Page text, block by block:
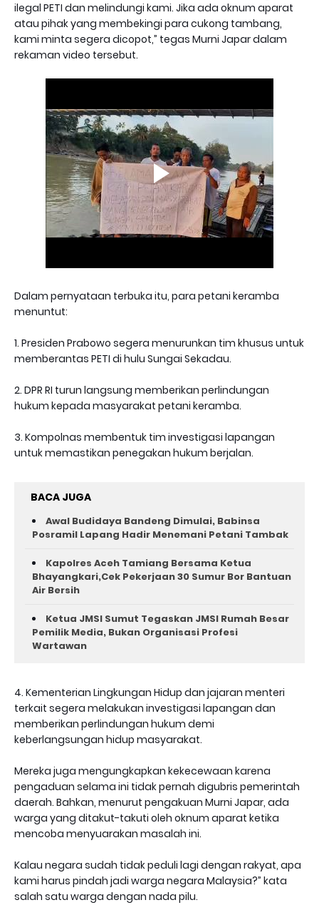
ilegal PETI dan melindungi kami. Jika ada oknum aparat
atau pihak yang membekingi para cukong tambang,
kami minta segera dicopot,” tegas Murni Japar dalam
rekaman video tersebut.
Dalam pernyataan terbuka itu, para petani keramba
menuntut:
1. Presiden Prabowo segera menurunkan tim khusus untuk
memberantas PETI di hulu Sungai Sekadau.
2. DPR RI turun langsung memberikan perlindungan
hukum kepada masyarakat petani keramba.
3. Kompolnas membentuk tim investigasi lapangan
untuk memastikan penegakan hukum berjalan.
BACA JUGA
Awal Budidaya Bandeng Dimulai, Babinsa
Posramil Lapang Hadir Menemani Petani Tambak
Kapolres Aceh Tamiang Bersama Ketua
Bhayangkari,Cek Pekerjaan 30 Sumur Bor Bantuan
Air Bersih
Ketua JMSI Sumut Tegaskan JMSI Rumah Besar
Pemilik Media, Bukan Organisasi Profesi
Wartawan
4. Kementerian Lingkungan Hidup dan jajaran menteri
terkait segera melakukan investigasi lapangan dan
memberikan perlindungan hukum demi
keberlangsungan hidup masyarakat.
Mereka juga mengungkapkan kekecewaan karena
pengaduan selama ini tidak pernah digubris pemerintah
daerah. Bahkan, menurut pengakuan Murni Japar, ada
warga yang ditakut-takuti oleh oknum aparat ketika
mencoba menyuarakan masalah ini.
Kalau negara sudah tidak peduli lagi dengan rakyat, apa
kami harus pindah jadi warga negara Malaysia?” kata
salah satu warga dengan nada pilu.